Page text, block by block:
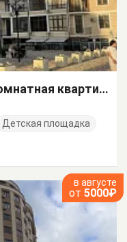
"ЖК Черноморский-2" 2х-комнатная квартира
Детская площадка
в августе
от 5000₽